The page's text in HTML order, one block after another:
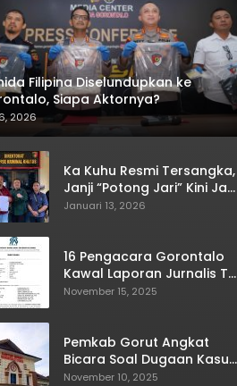
Filipina Diselundupkan ke
Siapa Aktornya?
2026
Ka Kuhu Resmi Tersangka,
Janji “Potong Jari” Kini Jadi
Bumerang
Januari 13, 2026
16 Pengacara Gorontalo
Kawal Laporan Jurnalis TV
One
November 15, 2025
Pemkab Gorut Angkat
Bicara Soal Dugaan Kasus
Asusila Oknum ASN
November 10, 2025